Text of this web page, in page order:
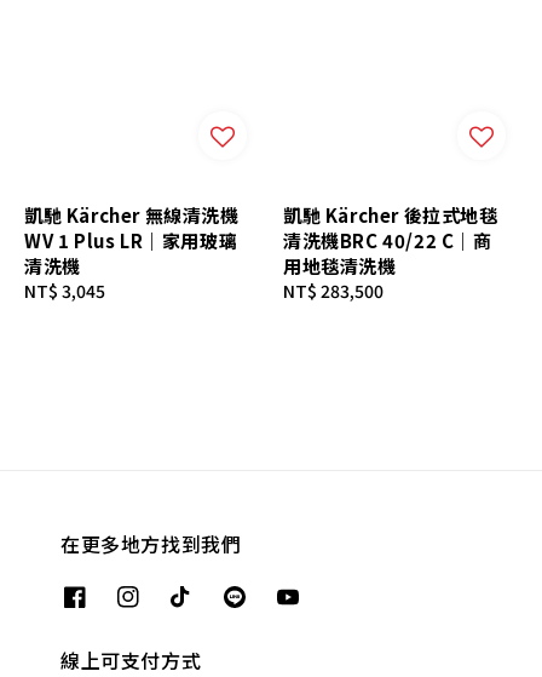
凱馳 Kärcher 無線清洗機
WV 1 Plus LR｜家用玻璃
清洗機
Regular
NT$ 3,045
凱馳 Kärcher 後拉式地毯
清洗機BRC 40/22 C｜商
用地毯清洗機
Regular
NT$ 283,500
在更多地方找到我們
線上可支付方式